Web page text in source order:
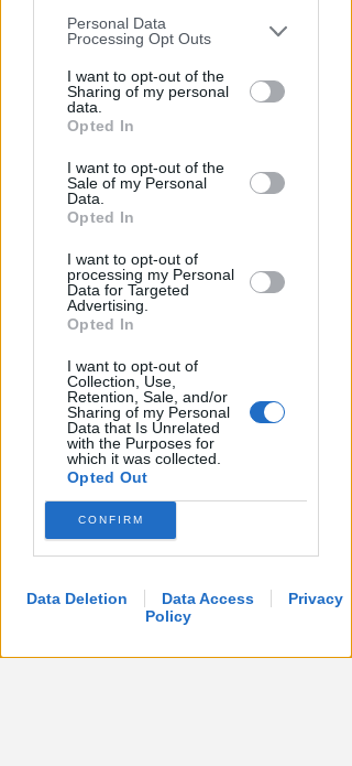
You may separately opt-out of the further
disclosure of your personal information
by third parties on the IAB’s list of
downstream participants.
by us to third parties on the IAB’s List of
Downstream Participants that may
further disclose it to other third parties.
Personal Data
Processing Opt Outs
I want to opt-out of the
Sharing of my personal
data.
Opted In
I want to opt-out of the
Sale of my Personal
Data.
Opted In
I want to opt-out of
processing my Personal
Data for Targeted
Advertising.
Opted In
I want to opt-out of
Collection, Use,
Retention, Sale, and/or
Sharing of my Personal
Data that Is Unrelated
with the Purposes for
which it was collected.
Opted Out
CONFIRM
Data Deletion Data Access
Privacy
Policy
San Giuliano: ok al progetto per
passeggiata sul fiume
Redazione